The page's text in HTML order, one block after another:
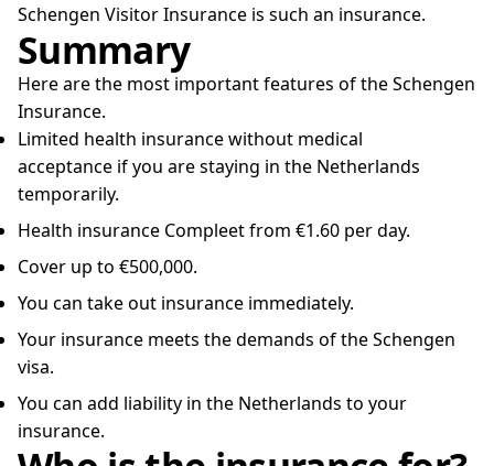
Schengen Visitor Insurance is such an insurance.
Summary
Here are the most important features of the Schengen
Insurance.
Limited health insurance without medical
acceptance if you are staying in the Netherlands
temporarily.
Health insurance Compleet from €1.60 per day.
Cover up to €500,000.
You can take out insurance immediately.
Your insurance meets the demands of the Schengen
visa.
You can add liability in the Netherlands to your
insurance.